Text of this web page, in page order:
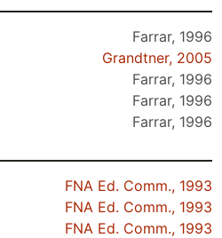
Farrar, 1996
Grandtner, 2005
Farrar, 1996
Farrar, 1996
Farrar, 1996
FNA Ed. Comm., 1993
FNA Ed. Comm., 1993
FNA Ed. Comm., 1993